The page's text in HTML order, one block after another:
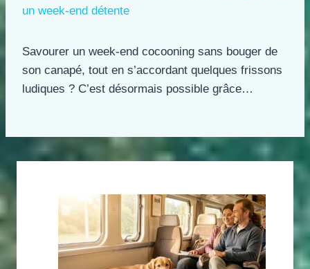
un week-end détente
Savourer un week-end cocooning sans bouger de
son canapé, tout en s’accordant quelques frissons
ludiques ? C’est désormais possible grâce…